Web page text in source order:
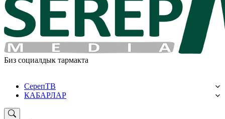
Биз социалдык тармакта
СерепТВ
КАБАРЛАР